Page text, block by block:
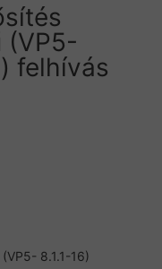
(VP5-
felhívás
8.1.1-16)